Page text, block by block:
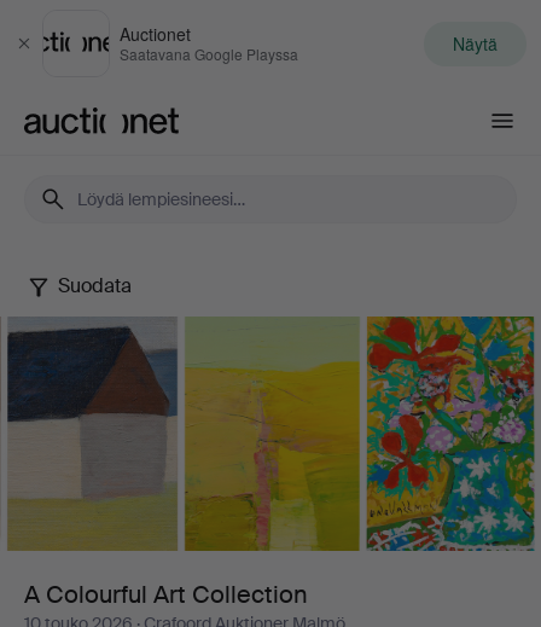
Sulje
Auctionet
Saatavana Google Playssa Näytä
Colourful
Art
Collection
Suodata
A Colourful Art Collection